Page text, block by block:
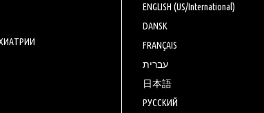
ENGLISH (US/International)
DANSK
FRANÇAIS
עברית
日本語
РУССКИЙ